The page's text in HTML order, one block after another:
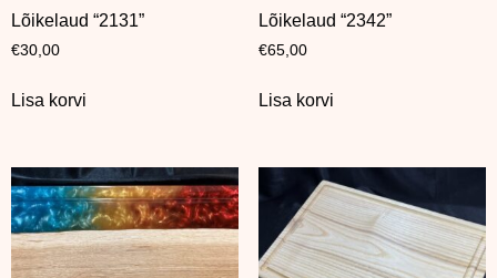
Lõikelaud “2131”
€30,00
Lisa korvi
Lõikelaud “2342”
€65,00
Lisa korvi